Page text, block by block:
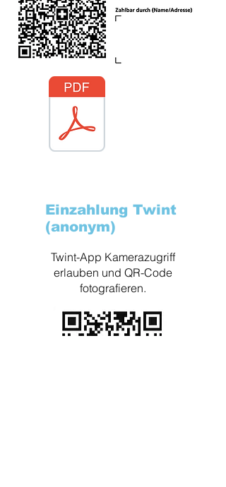
Einzahlung Twint
(anonym)
Twint-App Kamerazugriff
erlauben und QR-Code
fotografieren.